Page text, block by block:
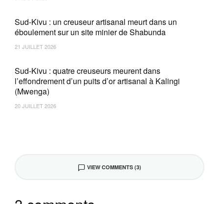
Sud-Kivu : un creuseur artisanal meurt dans un
éboulement sur un site minier de Shabunda
21 JUILLET 2026
Sud-Kivu : quatre creuseurs meurent dans
l’effondrement d’un puits d’or artisanal à Kalingi
(Mwenga)
20 JUILLET 2026
VIEW COMMENTS (3)